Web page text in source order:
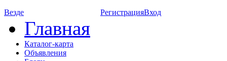
Везде РегистрацияВход
Главная
Каталог-карта
Объявления